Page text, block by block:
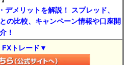
メリットを解説！ スプレッド、
の比較、キャンペーン情報や口座開
！
トレード▼